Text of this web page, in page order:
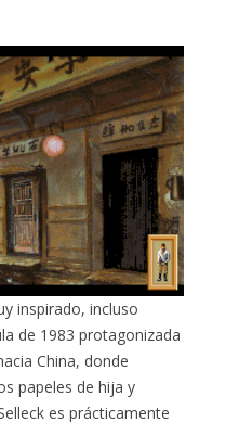
inspirado, incluso
de 1983 protagonizada
China, donde
papeles de hija y
es prácticamente